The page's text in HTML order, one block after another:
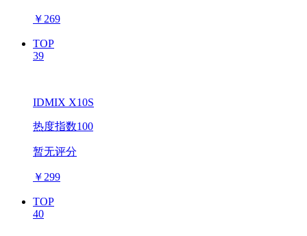
￥ 269
TOP
39
IDMIX X10S
热度指数100
暂无评分
￥ 299
TOP
40